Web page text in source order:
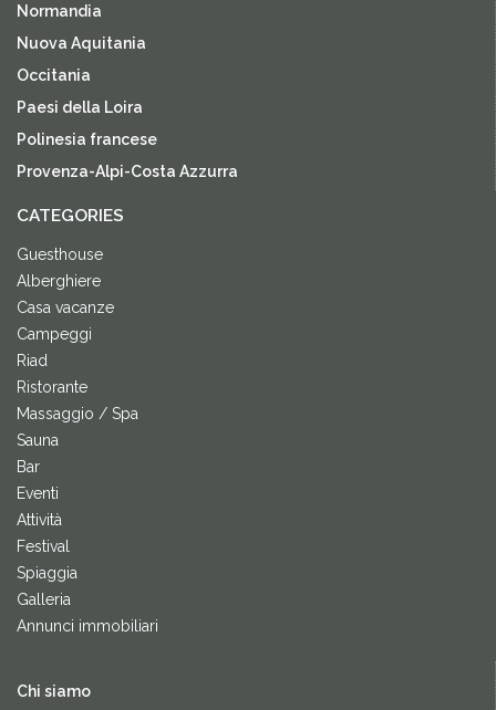
Normandia
Nuova Aquitania
Occitania
Paesi della Loira
Polinesia francese
Provenza-Alpi-Costa Azzurra
CATEGORIES
Guesthouse
Alberghiere
Casa vacanze
Campeggi
Riad
Ristorante
Massaggio / Spa
Sauna
Bar
Eventi
Attività
Festival
Spiaggia
Galleria
Annunci immobiliari
Chi siamo